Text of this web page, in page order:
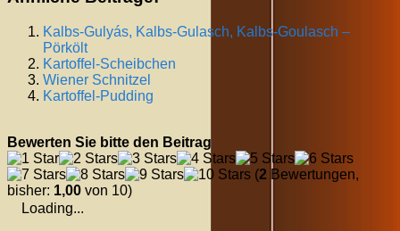
Kalbs-Gulyás, Kalbs-Gulasch, Kalbs-Goulasch –
Pörkölt
Kartoffel-Scheibchen
Wiener Schnitzel
Kartoffel-Pudding
Bewerten Sie bitte den Beitrag
(2 Bewertungen,
bisher: 1,00 von 10)
Loading...